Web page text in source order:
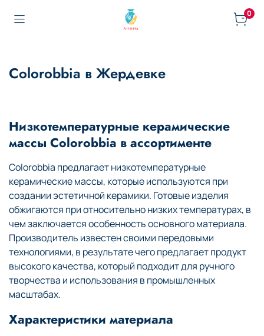
0
Colorobbia в Жердевке
Низкотемпературные керамические
массы Colorobbia в ассортименте
Colorobbia предлагает низкотемпературные
керамические массы, которые используются при
создании эстетичной керамики. Готовые изделия
обжигаются при относительно низких температурах, в
чем заключается особенность основного материала.
Производитель известен своими передовыми
технологиями, в результате чего предлагает продукт
высокого качества, который подходит для ручного
творчества и использования в промышленных
масштабах.
Характеристики материала